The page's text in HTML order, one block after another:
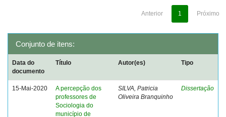
Anterior 1 Próximo
Conjunto de itens:
Data do
documento
Título Autor(es) Tipo
15-Mai-2020
A percepção dos
professores de
Sociologia do
município de
SILVA, Patricia
Oliveira Branquinho
Dissertação